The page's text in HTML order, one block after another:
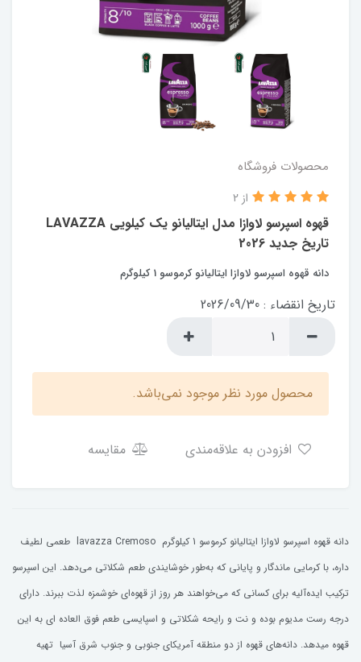
محصولات فروشگاه
قهوه اسپرسو لاوازا مدل ایتالیانو یک کیلویی LAVAZZA
تاریخ جدید 2026
از 2
دانه قهوه اسپرسو لاوازا ایتالیانو کرموسو 1 کیلوگرم
تاریخ انقضاء : 2026/09/30
محصول مورد نظر موجود نمی‌باشد.
مقایسه
دانه قهوه اسپرسو لاوازا ایتالیانو کرموسو 1 کیلوگرم lavazza Cremoso طعمی لطیف
داره، با کرمایی ماندگار و پایانی که به‌طور خوشایندی طعم شکلاتی می‌دهد. این اسپرسو
ترکیب ایده‌آلیه برای کسانی که می‌خواهند هر روز از قهوه‌ای خوشمزه لذت ببرند. دارای
درجه رست مدیوم بوده و نت و رایحه شکلاتی و اسپایسی طعم فوق العاده ای به این
قهوه میدهد. دانه‌های قهوه از دو منطقه آمریکای جنوبی و جنوب شرق آسیا تهیه